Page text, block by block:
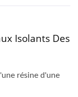
Isolants Des
résine d'une